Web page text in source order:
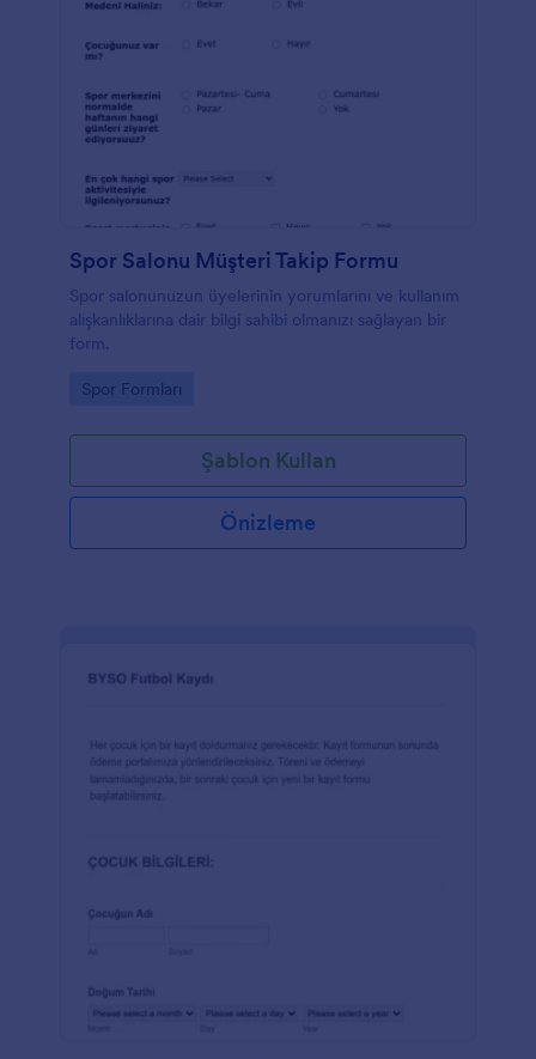
Spor Salonu Müşteri Takip Formu
Spor salonunuzun üyelerinin yorumlarını ve kullanım
alışkanlıklarına dair bilgi sahibi olmanızı sağlayan bir
form.
Go to Category:
Spor Formları
Şablon Kullan
Önizleme